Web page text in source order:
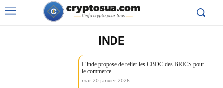
INDE
L’inde propose de relier les CBDC des BRICS pour
le commerce
mar 20 janvier 2026